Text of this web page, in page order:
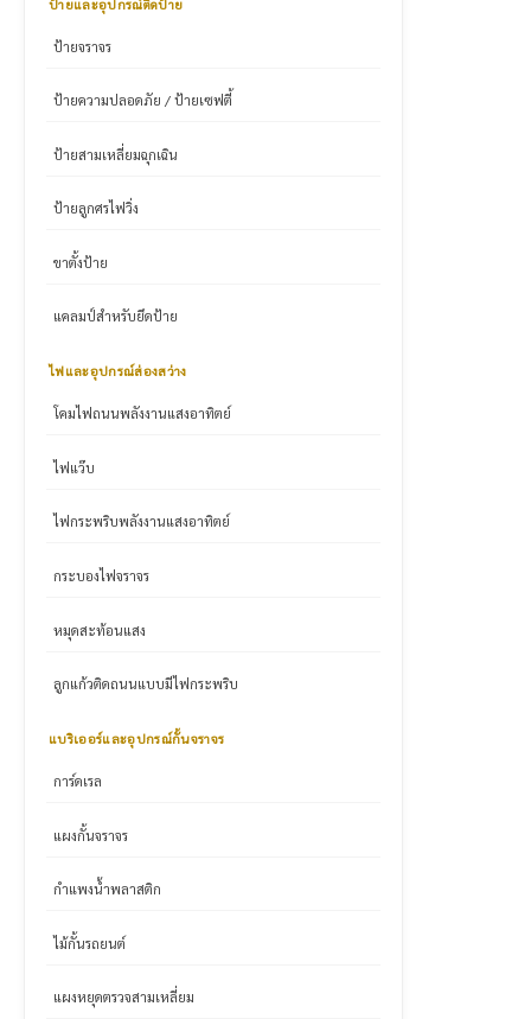
ป้ายและอุปกรณ์ติดป้าย
ป้ายจราจร
ป้ายความปลอดภัย / ป้ายเซฟตี้
ป้ายสามเหลี่ยมฉุกเฉิน
ป้ายลูกศรไฟวิ่ง
ขาตั้งป้าย
แคลมป์สำหรับยึดป้าย
ไฟและอุปกรณ์ส่องสว่าง
โคมไฟถนนพลังงานแสงอาทิตย์
ไฟแว๊บ
ไฟกระพริบพลังงานแสงอาทิตย์
กระบองไฟจราจร
หมุดสะท้อนแสง
ลูกแก้วติดถนนแบบมีไฟกระพริบ
แบริเออร์และอุปกรณ์กั้นจราจร
การ์ดเรล
แผงกั้นจราจร
กำแพงน้ำพลาสติก
ไม้กั้นรถยนต์
แผงหยุดตรวจสามเหลี่ยม